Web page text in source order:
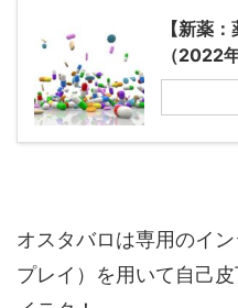
【新薬
（2022
オスタバロは専用のイ
プレイ）を用いて自己